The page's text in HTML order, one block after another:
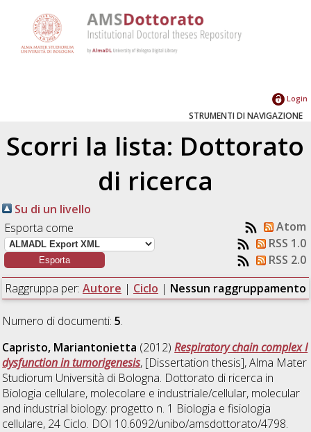
Login
STRUMENTI DI NAVIGAZIONE
Scorri la lista: Dottorato
di ricerca
Su di un livello
Esporta come
Atom
RSS 1.0
RSS 2.0
Raggruppa per: Autore | Ciclo | Nessun raggruppamento
Numero di documenti:5.
Capristo, Mariantonietta (2012)Respiratory chain complex I
dysfunction in tumorigenesis, [Dissertation thesis], Alma Mater
Studiorum Università di Bologna. Dottorato di ricerca in
Biologia cellulare, molecolare e industriale/cellular, molecular
and industrial biology: progetto n. 1 Biologia e fisiologia
cellulare, 24 Ciclo. DOI 10.6092/unibo/amsdottorato/4798.